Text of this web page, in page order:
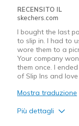
RECENSITO IL
skechers.com
I bought the last
to slip in. I had to
wore them to a
Your company
them once. I
of Slip Ins and
Mostra traduzione
Più dettagli